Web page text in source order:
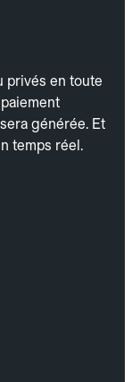
privés en toute
générée. Et
temps réel.